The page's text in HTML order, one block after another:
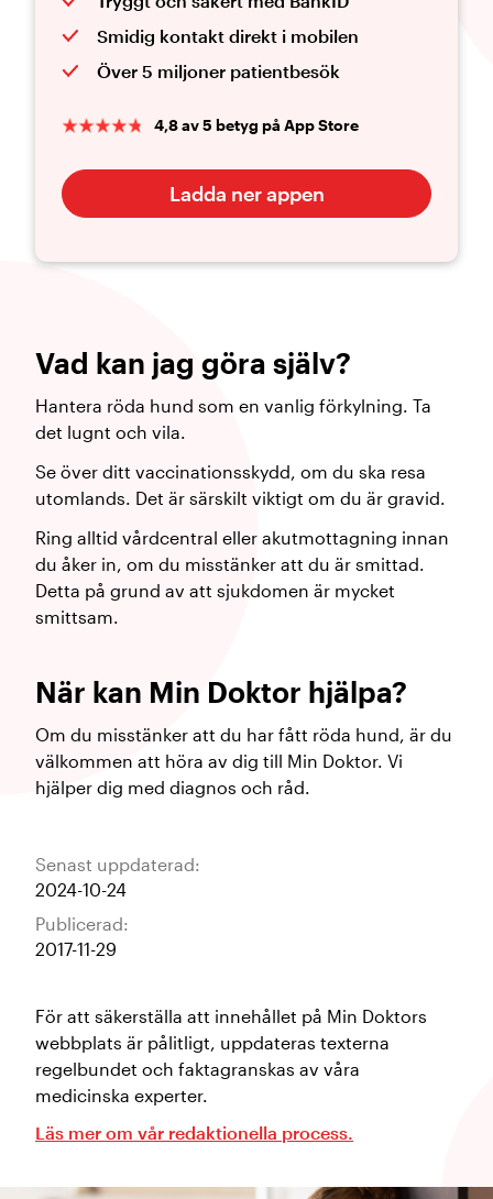
Smidig kontakt direkt i mobilen
Över 5 miljoner patientbesök
4,8 av 5 betyg på App Store
Ladda ner appen
Vad kan jag göra själv?
Hantera röda hund som en vanlig förkylning. Ta
det lugnt och vila.
Se över ditt vaccinationsskydd, om du ska resa
utomlands. Det är särskilt viktigt om du är gravid.
Ring alltid vårdcentral eller akutmottagning innan
du åker in, om du misstänker att du är smittad.
Detta på grund av att sjukdomen är mycket
smittsam.
När kan Min Doktor hjälpa?
Om du misstänker att du har fått röda hund, är du
välkommen att höra av dig till Min Doktor. Vi
hjälper dig med diagnos och råd.
Senast uppdaterad:
2024-10-24
Publicerad:
2017-11-29
För att säkerställa att innehållet på Min Doktors
webbplats är pålitligt, uppdateras texterna
regelbundet och faktagranskas av våra
medicinska experter.
Läs mer om vår redaktionella process.